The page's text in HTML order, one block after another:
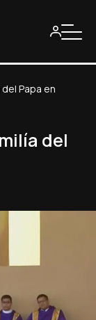
Papa en
del